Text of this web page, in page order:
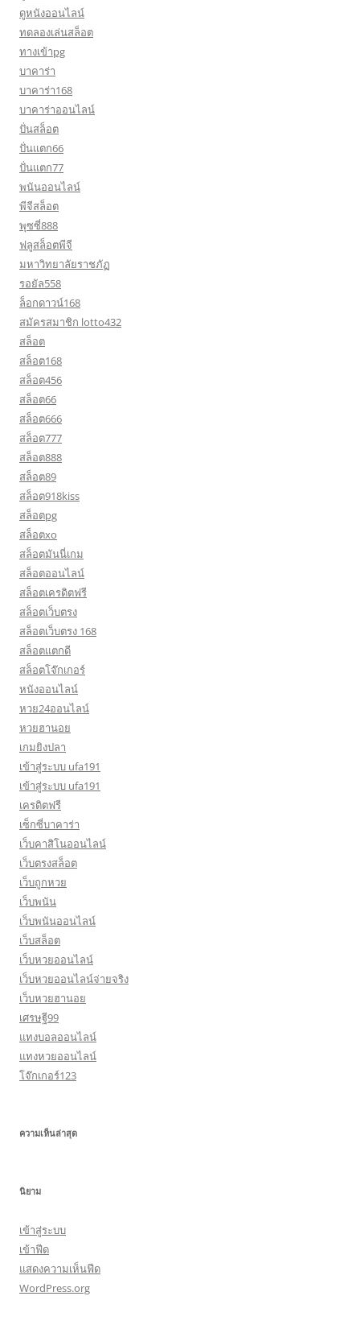
ดูหนังออนไลน์
ทดลองเล่นสล็อต
ทางเข้าpg
บาคาร่า
บาคาร่า168
บาคาร่าออนไลน์
ปั่นสล็อต
ปั่นแตก66
ปั่นแตก77
พนันออนไลน์
พีจีสล็อต
พุซซี่888
ฟลูสล็อตพีจี
มหาวิทยาลัยราชภัฏ
รอยัล558
ล็อกดาวน์168
สมัครสมาชิก lotto432
สล็อต
สล็อต168
สล็อต456
สล็อต66
สล็อต666
สล็อต777
สล็อต888
สล็อต89
สล็อต918kiss
สล็อตpg
สล็อตxo
สล็อตมันนี่เกม
สล็อตออนไลน์
สล็อตเครดิตฟรี
สล็อตเว็บตรง
สล็อตเว็บตรง 168
สล็อตแตกดี
สล็อตโจ๊กเกอร์
หนังออนไลน์
หวย24ออนไลน์
หวยฮานอย
เกมยิงปลา
เข้าสู่ระบบ ufa191
เข้าสู่ระบบ ufa191
เครดิตฟรี
เซ็กซี่บาคาร่า
เว็บคาสิโนออนไลน์
เว็บตรงสล็อต
เว็บถูกหวย
เว็บพนัน
เว็บพนันออนไลน์
เว็บสล็อต
เว็บหวยออนไลน์
เว็บหวยออนไลน์จ่ายจริง
เว็บหวยฮานอย
เศรษฐี99
แทงบอลออนไลน์
แทงหวยออนไลน์
โจ๊กเกอร์123
ความเห็นล่าสุด
นิยาม
เข้าสู่ระบบ
เข้าฟีด
แสดงความเห็นฟีด
WordPress.org